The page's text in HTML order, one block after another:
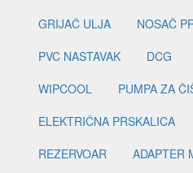
GRIJAČ ULJA
NOSAČ
PVC NASTAVAK
DCG
WIPCOOL
PUMPA ZA
ELEKTRIČNA PRSKALICA
REZERVOAR
ADAPTER